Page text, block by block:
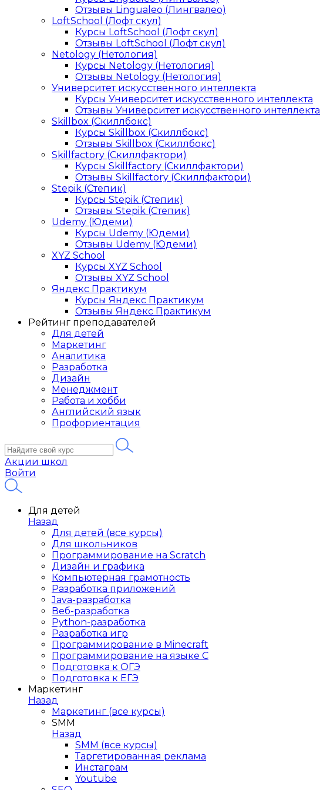
Отзывы Lingualeo (Лингвалео)
LoftSchool (Лофт скул)
Курсы LoftSchool (Лофт скул)
Отзывы LoftSchool (Лофт скул)
Netology (Нетология)
Курсы Netology (Нетология)
Отзывы Netology (Нетология)
Университет искусственного интеллекта
Курсы Университет искусственного интеллекта
Отзывы Университет искусственного интеллекта
Skillbox (Скиллбокс)
Курсы Skillbox (Скиллбокс)
Отзывы Skillbox (Скиллбокс)
Skillfactory (Скиллфактори)
Курсы Skillfactory (Скиллфактори)
Отзывы Skillfactory (Скиллфактори)
Stepik (Степик)
Курсы Stepik (Степик)
Отзывы Stepik (Степик)
Udemy (Юдеми)
Курсы Udemy (Юдеми)
Отзывы Udemy (Юдеми)
XYZ School
Курсы XYZ School
Отзывы XYZ School
Яндекс Практикум
Курсы Яндекс Практикум
Отзывы Яндекс Практикум
Рейтинг преподавателей
Для детей
Маркетинг
Аналитика
Разработка
Дизайн
Менеджмент
Работа и хобби
Английский язык
Профориентация
Акции школ
Войти
Для детей
Назад
Для детей (все курсы)
Для школьников
Программирование на Scratch
Дизайн и графика
Компьютерная грамотность
Разработка приложений
Java-разработка
Веб-разработка
Python-разработка
Разработка игр
Программирование в Minecraft
Программирование на языке C
Подготовка к ОГЭ
Подготовка к ЕГЭ
Маркетинг
Назад
Маркетинг (все курсы)
SMM
Назад
SMM (все курсы)
Таргетированная реклама
Инстаграм
Youtube